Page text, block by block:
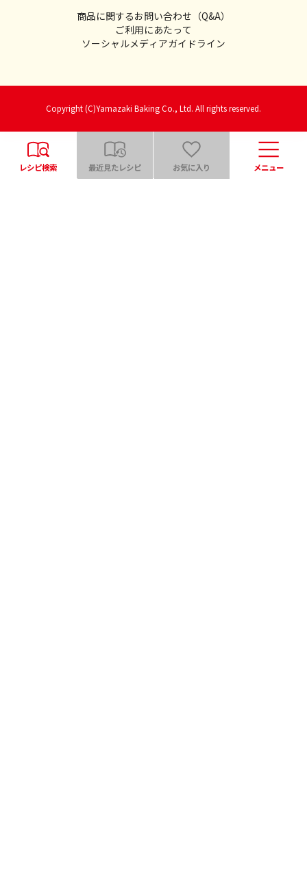
商品に関するお問い合わせ（Q&A）
ご利用にあたって
ソーシャルメディアガイドライン
Copyright (C)Yamazaki Baking Co., Ltd. All rights reserved.
レシピ検索 最近見たレシピ お気に入り メニュー